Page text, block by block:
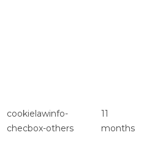
cookielawinfo-
checbox-others
11
months